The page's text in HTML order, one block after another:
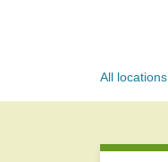
All locations